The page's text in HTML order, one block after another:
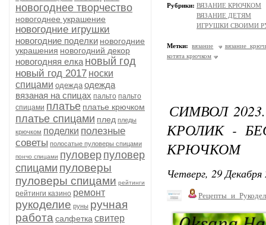
новогоднее творчество
новогоднее украшение
новогодние игрушки
новогодние поделки новогодние
украшения новогодний декор
новогодняя елка новый год
новый год 2017 носки
спицами одежда одежда
вязаная на спицах пальто пальто
спицами платье платье крючком
платье спицами плед пледы
крючком поделки полезные
советы полосатые пуловеры спицами
пончо спицами пуловер пуловер
спицами пуловеры
пуловеры спицами рейтинги
рейтинги казино ремонт
рукоделие руны ручная
работа салфетка свитер
Рубрики: ВЯЗАНИЕ КРЮЧКОМ
ВЯЗАНИЕ ДЕТЯМ
ИГРУШКИ СВОИМИ
Метки: вязание
вязание
котята крючком
СИМВОЛ
КРОЛИК -
КРЮЧКОМ
Четверг, 29